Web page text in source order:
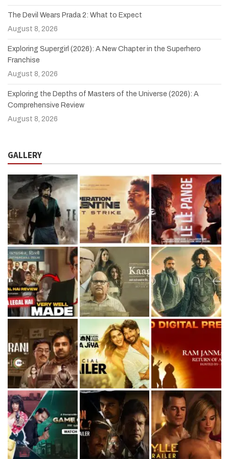
The Devil Wears Prada 2: What to Expect
August 8, 2026
Exploring Supergirl (2026): A New Chapter in the Superhero
Franchise
August 8, 2026
Exploring the Depths of Masters of the Universe (2026): A
Comprehensive Review
August 8, 2026
GALLERY